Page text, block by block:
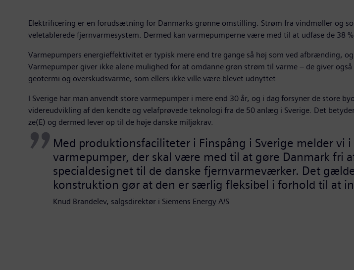
Elektrificering er en forudsætning for Danmarks grønne omstilling. Strøm fra vindmøller og
veletablerede fjernvarmesystem. Dermed kan varmepumperne være med til at udfase de 38
Varmepumpers energieffektivitet er typisk mere end tre gange så høj som ved afbrænding,
Varmepumper giver ikke alene mulighed for at omdanne grøn strøm til varme – de giver
geotermi og overskudsvarme, som ellers ikke ville være blevet udnyttet.
I Sverige har man anvendt store varmepumper i mere end 30 år, og i dag forsyner de store
videreudvikling af den kendte og velafprøvede teknologi fra de 50 anlæg i Sverige. Det
ze(E) og dermed lever op til de høje danske miljøkrav.
Med produktionsfaciliteter i Finspång i Sverige melder vi
varmepumper, der skal være med til at gøre Danmark fri
specialdesignet til de danske fjernvarmeværker. Det
konstruktion gør at den er særlig fleksibel i forhold til at
Knud Brandelev, salgsdirektør i Siemens Energy A/S